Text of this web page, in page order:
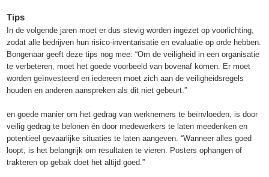
Tips
In de volgende jaren moet er dus stevig worden ingezet op voorlichting,
zodat alle bedrijven hun risico-inventarisatie en evaluatie op orde hebben.
Bongenaar geeft deze tips nog mee: “Om de veiligheid in een organisatie
te verbeteren, moet het goede voorbeeld van bovenaf komen. Er moet
worden geïnvesteerd en iedereen moet zich aan de veiligheidsregels
houden en anderen aanspreken als dit niet gebeurt.”
en goede manier om het gedrag van werknemers te beïnvloeden, is door
veilig gedrag te belonen én door medewerkers te laten meedenken en
potentieel gevaarlijke situaties te laten aangeven. “Wanneer alles goed
loopt, is het belangrijk om resultaten te vieren. Posters ophangen of
trakteren op gebak doet het altijd goed.”